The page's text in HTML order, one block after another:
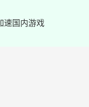
速国内游戏